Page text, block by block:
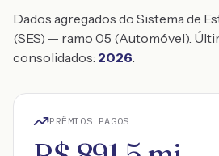
Dados agregados do Sistema de
(SES) — ramo 05 (Automóvel).
consolidados: 2026.
PRÊMIOS PAGOS